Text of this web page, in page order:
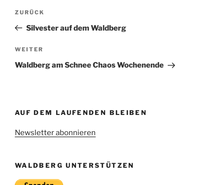
Beitragsnavigation
Vorheriger
Beitrag
ZURÜCK
Silvester auf dem Waldberg
Nächster
Beitrag
WEITER
Waldberg am Schnee Chaos Wochenende
AUF DEM LAUFENDEN BLEIBEN
Newsletter abonnieren
WALDBERG UNTERSTÜTZEN